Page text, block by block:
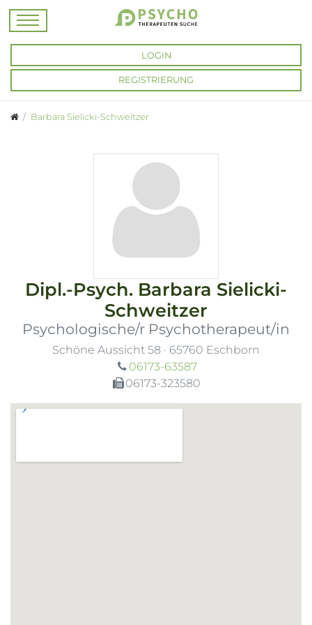
LOGIN
REGISTRIERUNG
Barbara Sielicki-Schweitzer
Dipl.-Psych. Barbara Sielicki-
Schweitzer
Psychologische/r Psychotherapeut/in
Schöne Aussicht 58 · 65760 Eschborn
06173-63587
06173-323580